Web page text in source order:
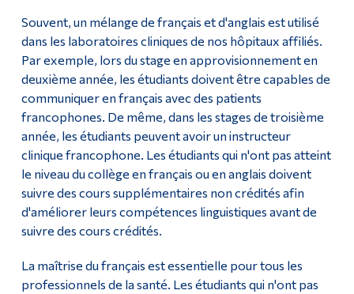
Compétences linguistiques : anglais et français
Politiques du programme
Profil de sortie
Études universitaires
FAQ
Souvent, un mélange de français et d'anglais est utilisé
dans les laboratoires cliniques de nos hôpitaux affiliés.
Par exemple, lors du stage en approvisionnement en
deuxième année, les étudiants doivent être capables de
communiquer en français avec des patients
francophones. De même, dans les stages de troisième
année, les étudiants peuvent avoir un instructeur
clinique francophone. Les étudiants qui n'ont pas atteint
le niveau du collège en français ou en anglais doivent
suivre des cours supplémentaires non crédités afin
d'améliorer leurs compétences linguistiques avant de
suivre des cours crédités.
La maîtrise du français est essentielle pour tous les
professionnels de la santé. Les étudiants qui n'ont pas
La vie à Dawson
Qui vous êtes
Futurs étudiants
Étudiants actuels
Corps enseignant et
personnel administratif
Diplômé·es et visiteur·euses